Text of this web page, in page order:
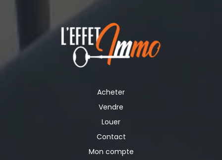
Acheter
Vendre
Louer
Contact
Mon compte